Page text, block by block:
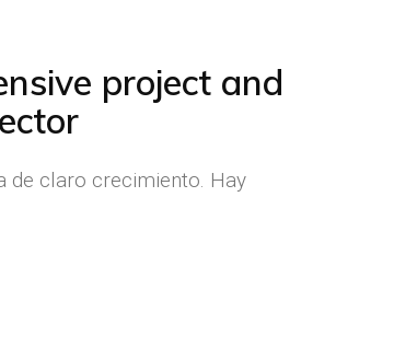
project and
de claro crecimiento. Hay